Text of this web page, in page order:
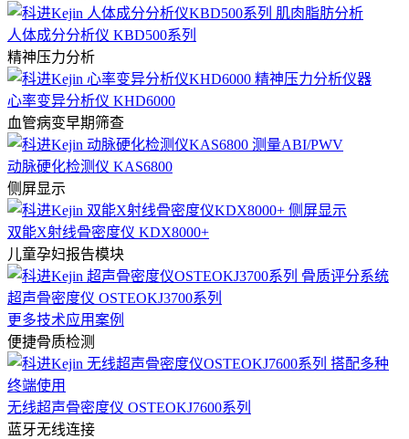
人体成分分析仪 KBD500系列
精神压力分析
心率变异分析仪 KHD6000
血管病变早期筛查
动脉硬化检测仪 KAS6800
侧屏显示
双能X射线骨密度仪 KDX8000+
儿童孕妇报告模块
超声骨密度仪 OSTEOKJ3700系列
更多技术应用案例
便捷骨质检测
无线超声骨密度仪 OSTEOKJ7600系列
蓝牙无线连接